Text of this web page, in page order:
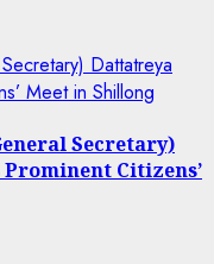
Dattatreya
Meet in Shillong
Secretary)
Citizens’